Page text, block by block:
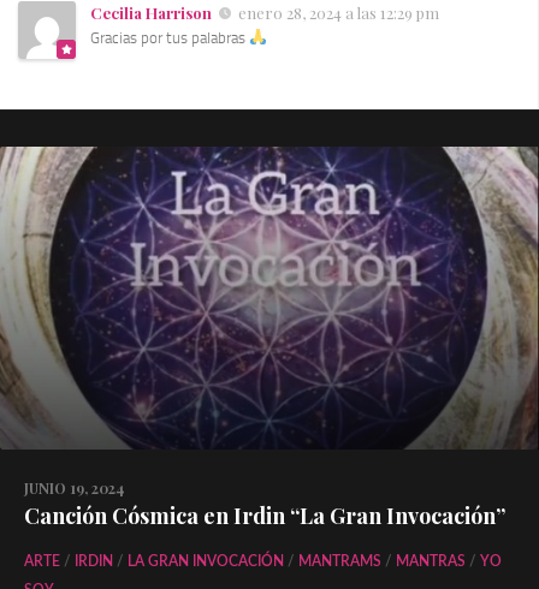
Cecilia Harrison enero 28, 2024 a las 12:29 pm
Gracias por tus palabras
JUNIO 19, 2024
Canción Cósmica en Irdin “La Gran Invocación”
ARTE / IRDIN / LA GRAN INVOCACIÓN / MANTRAMS / MANTRAS / YO